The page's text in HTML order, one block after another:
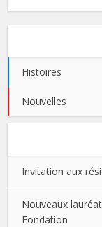
Histoires
Nouvelles
Invitation aux
Nouveaux
Fondation